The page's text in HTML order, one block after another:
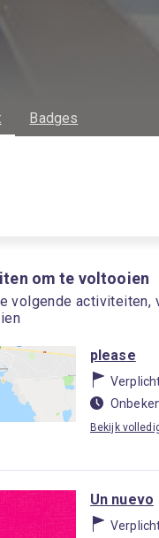
Badges
om te voltooien
volgende activiteiten,
please
Bekijk
Un nuevo